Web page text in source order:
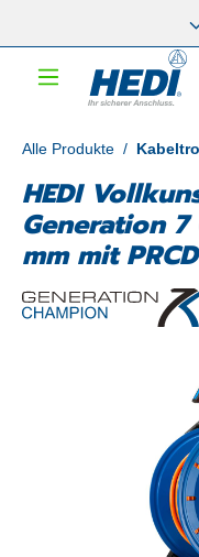
Alle Produkte /
HEDI
Generation
mm mit